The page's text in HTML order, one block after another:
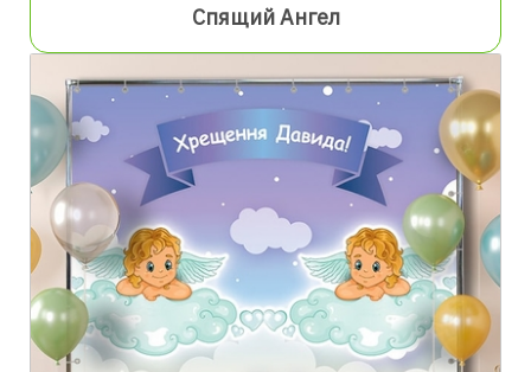
Спящий Ангел